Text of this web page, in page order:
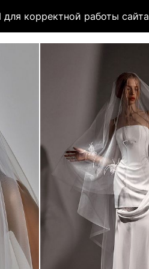
для корректной работы сайта